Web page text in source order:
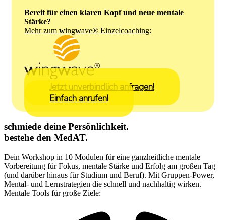
Bereit für einen klaren Kopf und neue mentale
Stärke?
Mehr zum wingwave® Einzelcoaching:
Jetzt unverbindlich anfragen!
Einfach anrufen!
schmiede deine Persönlichkeit.
bestehe den MedAT.
Dein Workshop in 10 Modulen für eine ganzheitliche mentale
Vorbereitung für Fokus, mentale Stärke und Erfolg am großen Tag
(und darüber hinaus für Studium und Beruf). Mit Gruppen-Power,
Mental- und Lernstrategien die schnell und nachhaltig wirken.
Mentale Tools für große Ziele: